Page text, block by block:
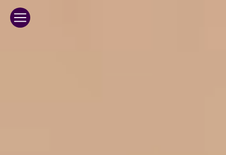
Panneau de gestion des cookies